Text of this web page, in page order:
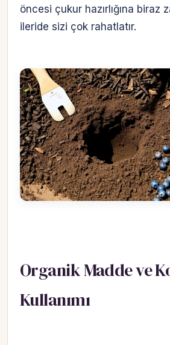
öncesi çukur hazırlığına biraz
ileride sizi çok rahatlatır.
Organik Madde ve
Kullanımı